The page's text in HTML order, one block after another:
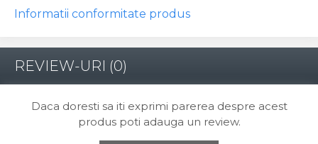
Informatii conformitate produs
REVIEW-URI (0)
Daca doresti sa iti exprimi parerea despre acest
produs poti adauga un review.